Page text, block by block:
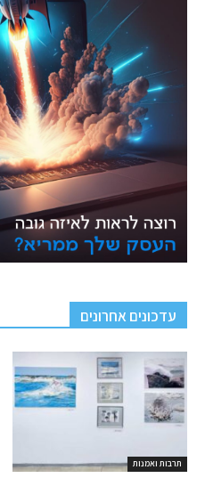
עדכונים אחרונים
תרבות ואמנות